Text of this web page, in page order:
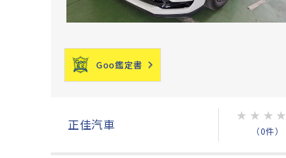
Goo鑑定書
正佳汽車
★ ★ ★ ★
（0件）